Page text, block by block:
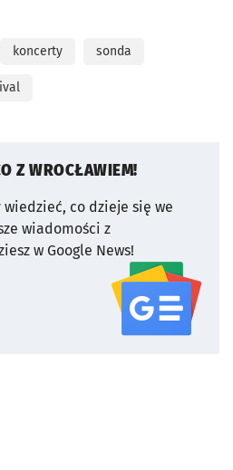
koncerty sonda
Z WROCŁAWIEM!
wiedzieć, co dzieje się we
wiadomości z
w Google News!
serwisu